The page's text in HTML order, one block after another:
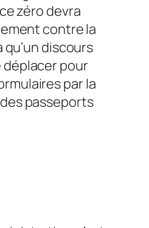
zéro devra
contre la
discours
déplacer pour
par la
passeports